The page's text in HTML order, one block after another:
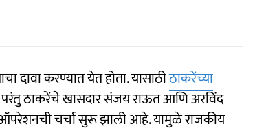
दावा करण्यात येत होता. यासाठीठाकरेंच्या
परंतु ठाकरेंचे खासदार संजय राऊत आणि अरविंद
ऑपरेशनची चर्चा सुरू झाली आहे. यामुळे राजकीय